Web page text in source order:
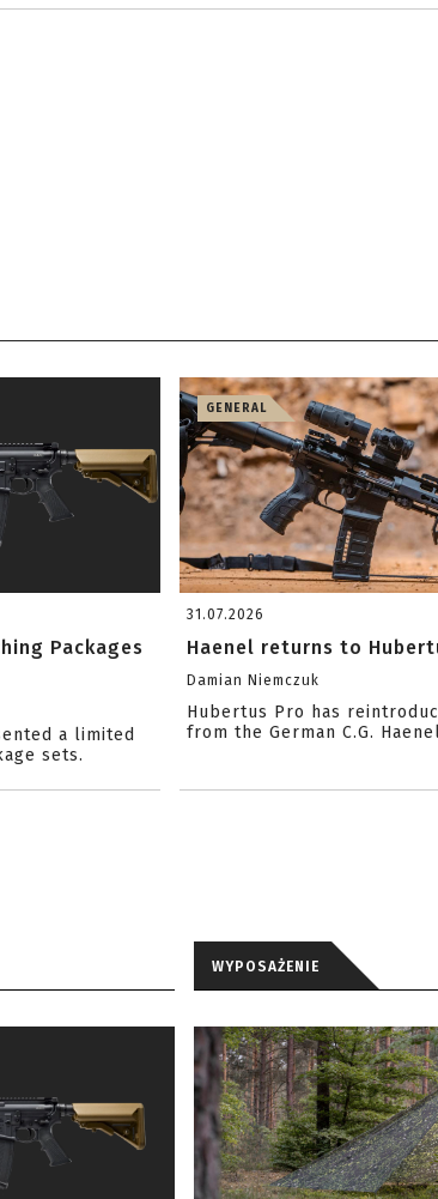
Packages
a limited
sets.
GENERAL
31.07.2026
Haenel returns to
Damian Niemczuk
Hubertus Pro has
from the German C.G.
WYPOSAŻENIE